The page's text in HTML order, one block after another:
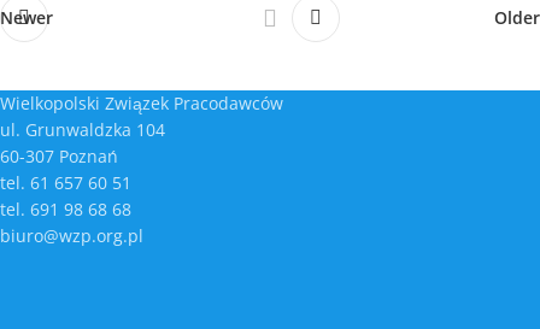
Newer Older
Wielkopolski Związek Pracodawców
ul. Grunwaldzka 104
60-307 Poznań
tel. 61 657 60 51
tel. 691 98 68 68
biuro@wzp.org.pl